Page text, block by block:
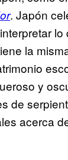
. Japón
la
y
de
acerca